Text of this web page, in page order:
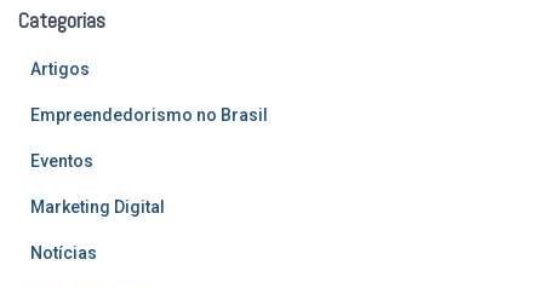
Categorias
Artigos
Empreendedorismo no Brasil
Eventos
Marketing Digital
Notícias